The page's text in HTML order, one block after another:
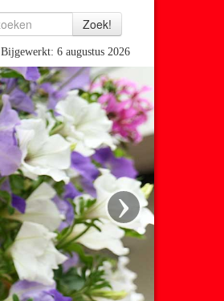
Bijgewerkt: 6 augustus 2026
›